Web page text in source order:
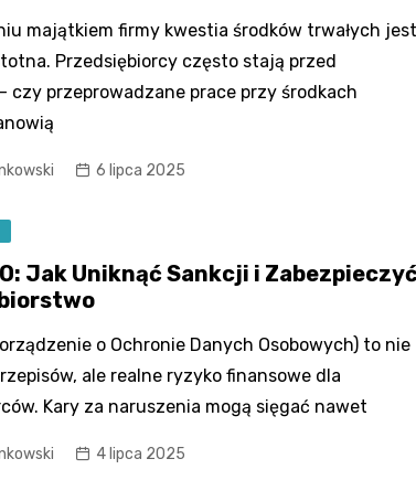
majątkiem firmy kwestia środków trwałych jest
Przedsiębiorcy często stają przed
czy przeprowadzane prace przy środkach
6 lipca 2025
Jak Uniknąć Sankcji i Zabezpieczyć
o Ochronie Danych Osobowych) to nie
ale realne ryzyko finansowe dla
Kary za naruszenia mogą sięgać nawet
4 lipca 2025